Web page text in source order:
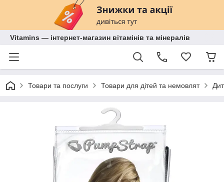
Vitamins — інтернет-магазин вітамінів та мінералів
Товари та послуги Товари для дітей та немовлят